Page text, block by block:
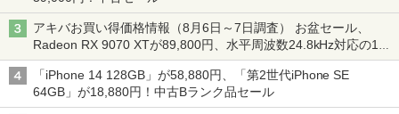
アキバお買い得価格情報（8月6日～7日調査） お盆セール、
Radeon RX 9070 XTが89,800円、水平周波数24.8kHz対応の17
型モニターが9,801円、暑さ指数連動セール ほか
「iPhone 14 128GB」が58,880円、「第2世代iPhone SE
64GB」が18,880円！中古Bランク品セール